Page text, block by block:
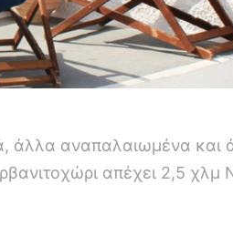
άλλα αναπαλαιωμένα και
απέχει 2,5 χλμ